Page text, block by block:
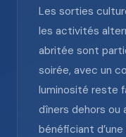
Les sorties
les activités
abritée sont
soirée, avec un
luminosité reste
dîners dehors ou
bénéficiant